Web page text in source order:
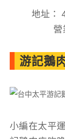
地址：
營
游記鵝
小編在太平